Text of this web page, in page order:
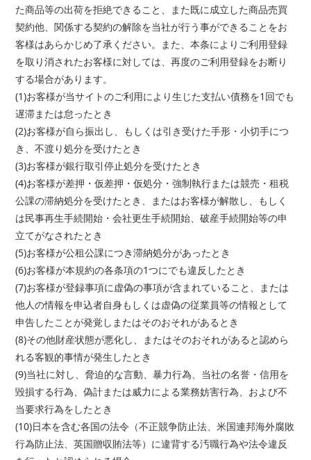
た商品等の出荷を拒絶できること、また既に成立した商品売買
契約他、関係する契約の解除を当社が行う事ができることをお
客様はあらかじめ了承ください。また、本条によりご利用登録
を取り消されたお客様に対しては、再度のご利用登録をお断り
する場合があります。
(1)お客様が当サイトのご利用により生じた支払い債務を1回でも
遅滞または怠ったとき
(2)お客様が自ら振出し、もしくは引き受けた手形・小切手につ
き、不渡り処分を受けたとき
(3)お客様が銀行取引停止処分を受けたとき
(4)お客様が差押・仮差押・仮処分・強制執行または競売・租税
公課の滞納処分を受けたとき、またはお客様が解散し、もしく
は民事再生手続開始・会社更生手続開始、破産手続開始等の申
立てがなされたとき
(5)お客様が公租公課につき滞納処分があったとき
(6)お客様が本規約の各条項の1つにでも違反したとき
(7)お客様が登録事項に虚偽の事項が含まれていること、または
他人の情報を申込者自身もしくは虚偽の従業員等の情報として
申告したことが発覚しまたはそのおそれがあるとき
(8)その他財産状態が悪化し、またはそのおそれがあると認めら
れる客観的事情が発生したとき
(9)当社に対し、脅迫的な言動、暴力行為、当社の名誉・信用を
毀損する行為、偽計または威力による業務妨害行為、および不
当要求行為をしたとき
(10)日本を含む各国の法令（不正競争防止法、米国連邦海外腐敗
行為防止法、英国贈収賄法等）に違背する汚職行為や法令違反